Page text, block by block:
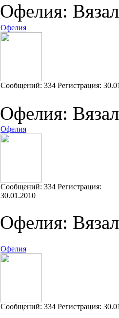
Офелия:
Офелия
Cообщений: 334 Регистрация:
Офелия:
Офелия
Cообщений: 334 Регистрация:
30.01.2010
Офелия:
Офелия
Cообщений: 334 Регистрация: